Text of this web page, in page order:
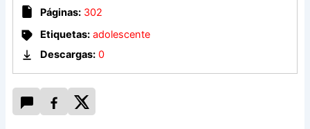
Páginas: 302
Etiquetas: adolescente
Descargas: 0